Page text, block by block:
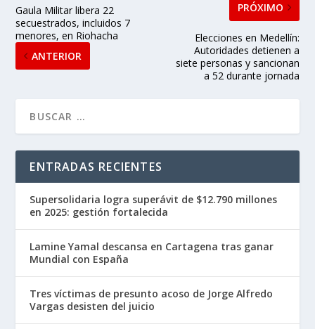
Gaula Militar libera 22
secuestrados, incluidos 7
menores, en Riohacha
ANTERIOR
PRÓXIMO
Elecciones en Medellín:
Autoridades detienen a
siete personas y sancionan
a 52 durante jornada
ENTRADAS RECIENTES
Supersolidaria logra superávit de $12.790 millones
en 2025: gestión fortalecida
Lamine Yamal descansa en Cartagena tras ganar
Mundial con España
Tres víctimas de presunto acoso de Jorge Alfredo
Vargas desisten del juicio